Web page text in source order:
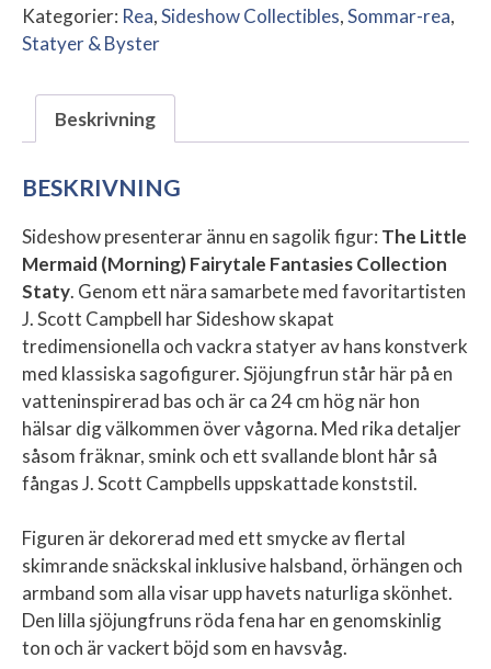
Kategorier: Rea,Sideshow Collectibles,Sommar-rea,
Statyer & Byster
Beskrivning
BESKRIVNING
Sideshow presenterar ännu en sagolik figur: The Little
Mermaid (Morning) Fairytale Fantasies Collection
Staty. Genom ett nära samarbete med favoritartisten
J. Scott Campbell har Sideshow skapat
tredimensionella och vackra statyer av hans konstverk
med klassiska sagofigurer. Sjöjungfrun står här på en
vatteninspirerad bas och är ca 24 cm hög när hon
hälsar dig välkommen över vågorna. Med rika detaljer
såsom fräknar, smink och ett svallande blont hår så
fångas J. Scott Campbells uppskattade konststil.
Figuren är dekorerad med ett smycke av flertal
skimrande snäckskal inklusive halsband, örhängen och
armband som alla visar upp havets naturliga skönhet.
Den lilla sjöjungfruns röda fena har en genomskinlig
ton och är vackert böjd som en havsvåg.